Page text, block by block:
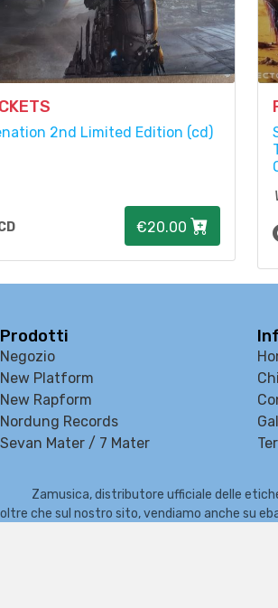
2nd Limited Edition (cd)
€20.00
Prodotti
Negozio
New Platform
New Rapform
Nordung Records
Sevan Mater / 7 Mater
Zamusica, distributore ufficiale delle
che sul nostro sito, vendiamo anche su